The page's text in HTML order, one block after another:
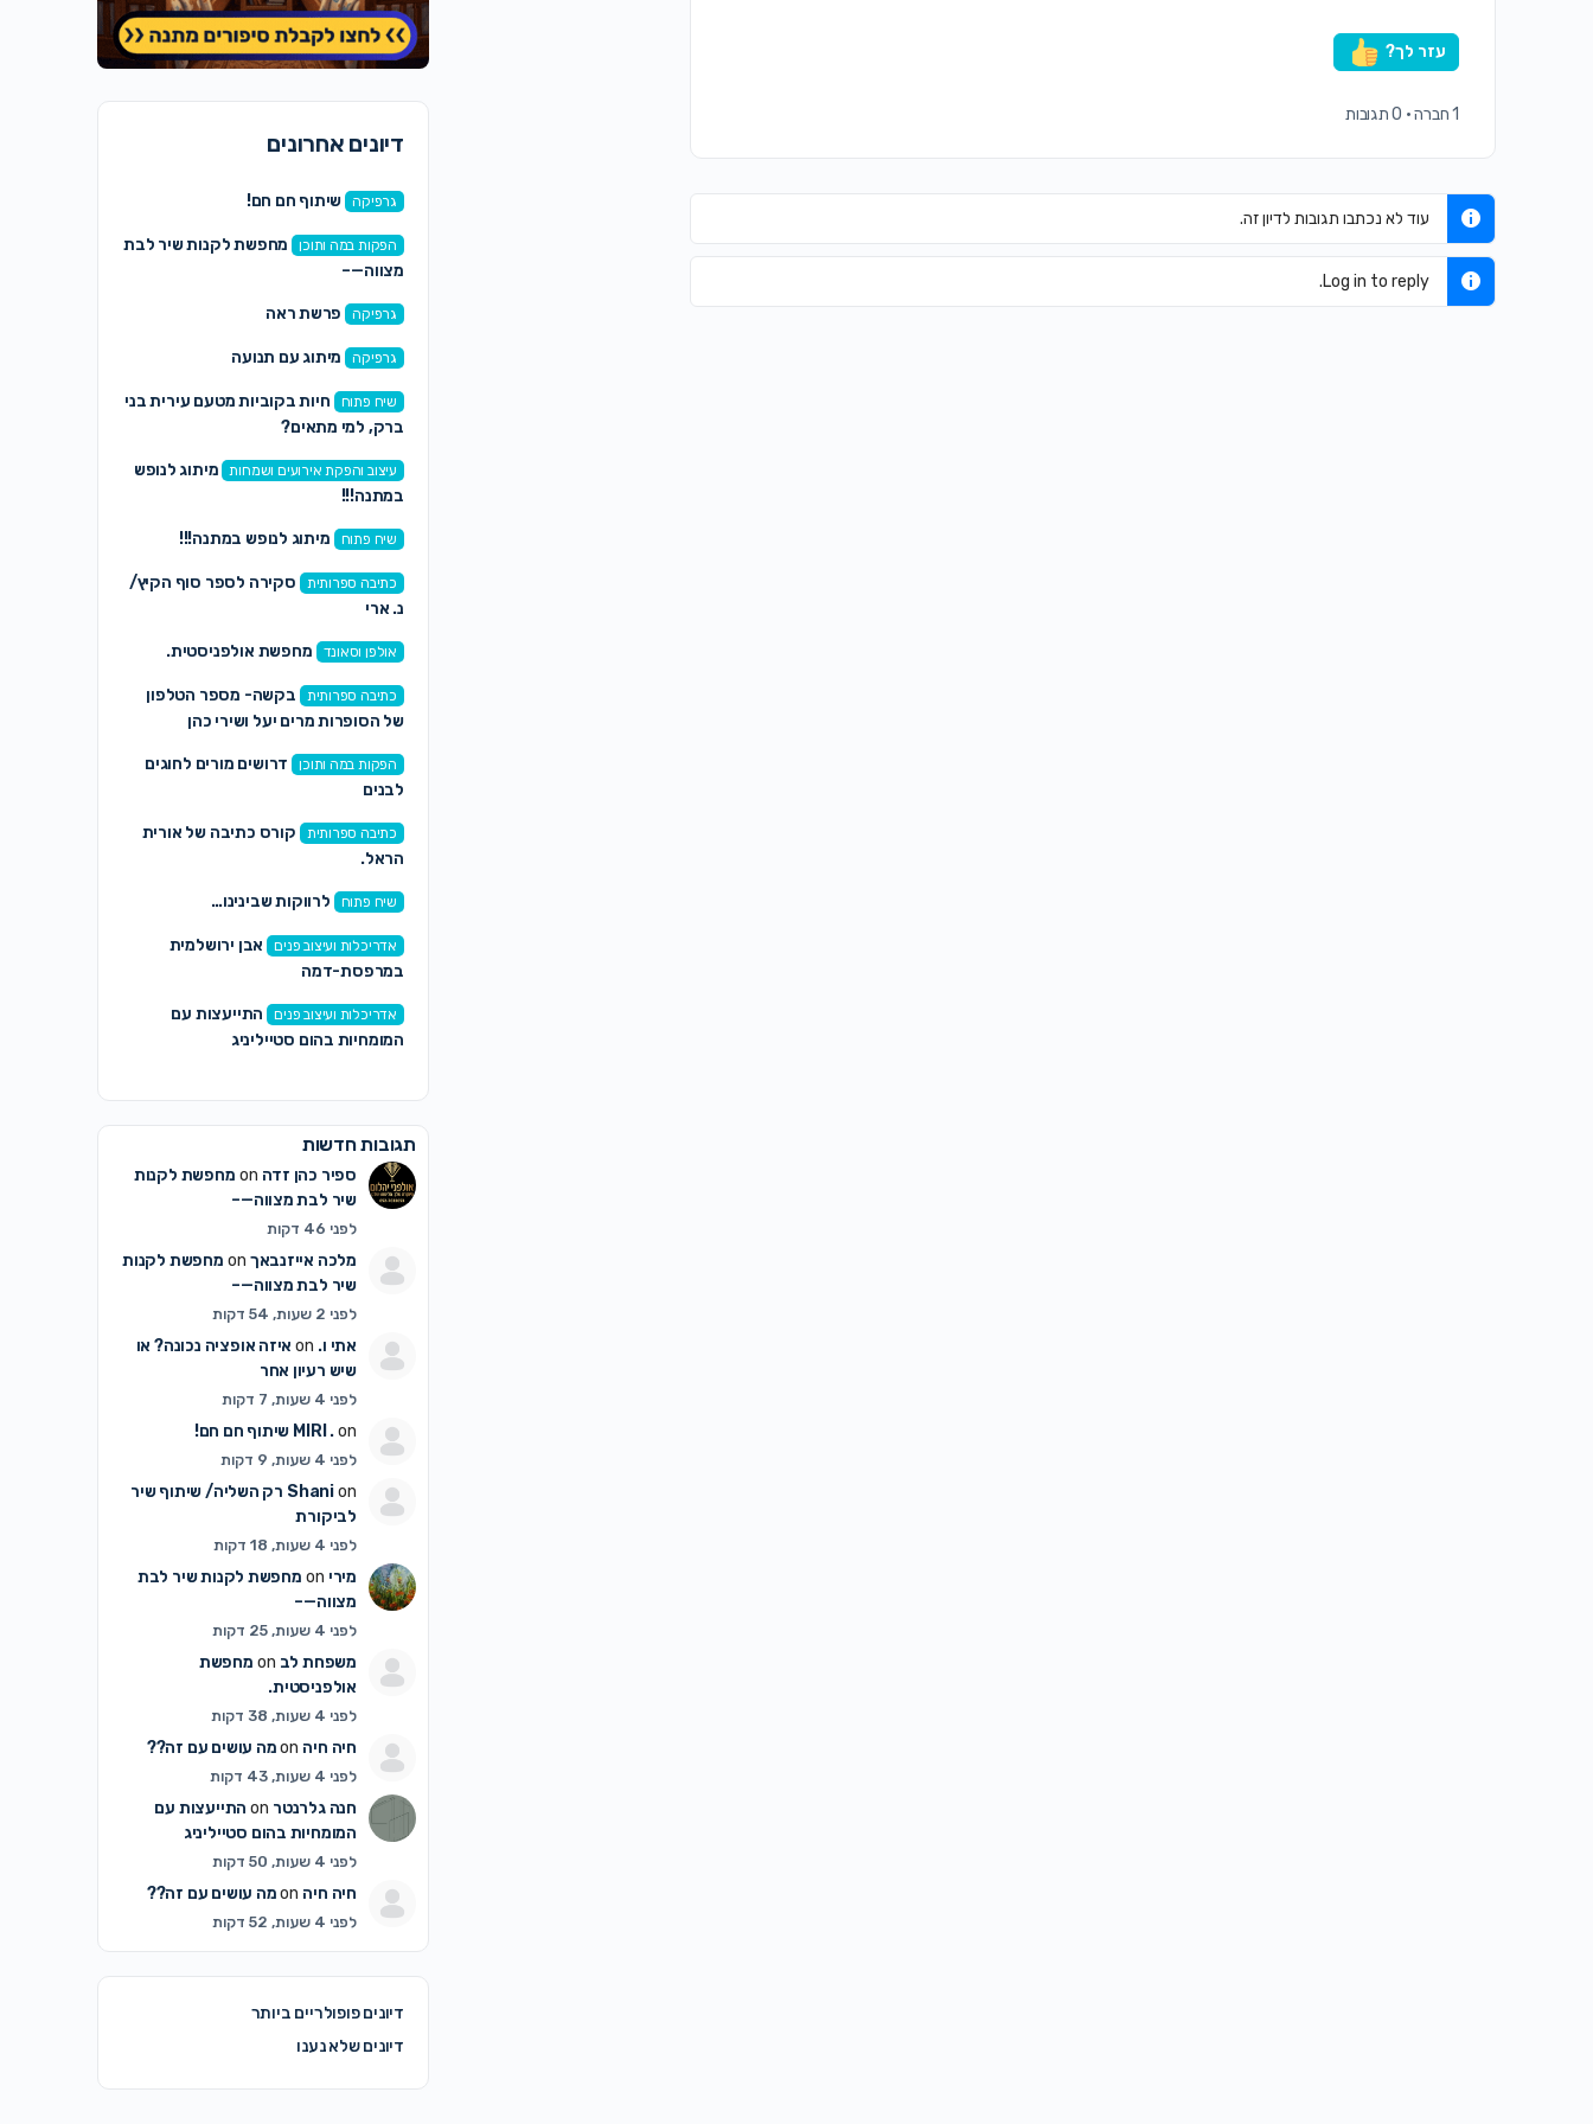
עזר לך?
1 חברה · 0 תגובות
עוד לא נכתבו תגובות לדיון זה.
Log in to reply.
דיונים אחרונים
גרפיקה שיתוף חם חם!
הפקות במה ותוכן
מחפשת לקנות שיר לבת
מצווה—–
גרפיקה פרשת ראה
גרפיקה מיתוג עם תנועה
שיח פתוח
חיות בקוביות מטעם עירית בני
ברק, למי מתאים?
עיצוב והפקת אירועים ושמחות
מיתוג לנופש
במתנה!!!
שיח פתוח מיתוג לנופש במתנה!!!
כתיבה ספרותית
סקירה לספר סוף הקיץ/
נ. ארי
אולפן וסאונד מחפשת אולפניסטית.
כתיבה ספרותית
בקשה- מספר הטלפון
של הסופרות מרים יעל ושירי כהן
הפקות במה ותוכן
דרושים מורים לחוגים
לבנים
כתיבה ספרותית
קורס כתיבה של אורית
הראל.
שיח פתוח לרווקות שבינינו…
אדריכלות ועיצוב פנים
אבן ירושלמית
במרפסת-דמה
אדריכלות ועיצוב פנים
התייעצות עם
המומחיות בהום סטייליניג
תגובות חדשות
ספיר כהן זדה
מחפשת לקנות
שיר לבת מצווה—–
לפני 46 דקות
מלכה אייזנבאך
מחפשת לקנות
שיר לבת מצווה—–
לפני 2 שעות, 54 דקות
אתי ו.
איזה אופציה נכונה? או
שיש רעיון אחר
לפני 4 שעות, 7 דקות
MIRI .on שיתוף חם חם!
לפני 4 שעות, 9 דקות
Shanion
רק השליה/ שיתוף שיר
לביקורת
לפני 4 שעות, 18 דקות
מירי
מחפשת לקנות שיר לבת
מצווה—–
לפני 4 שעות, 25 דקות
משפחת לב
מחפשת
אולפניסטית.
לפני 4 שעות, 38 דקות
חיה חיה מה עושים עם זה??
לפני 4 שעות, 43 דקות
חנה גלרנטר
התייעצות עם
המומחיות בהום סטייליניג
לפני 4 שעות, 50 דקות
חיה חיה מה עושים עם זה??
לפני 4 שעות, 52 דקות
דיונים פופולריים ביותר
דיונים שלא נענו